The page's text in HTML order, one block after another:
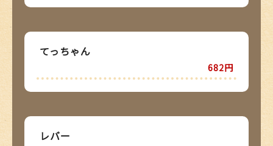
てっちゃん
682円
レバー